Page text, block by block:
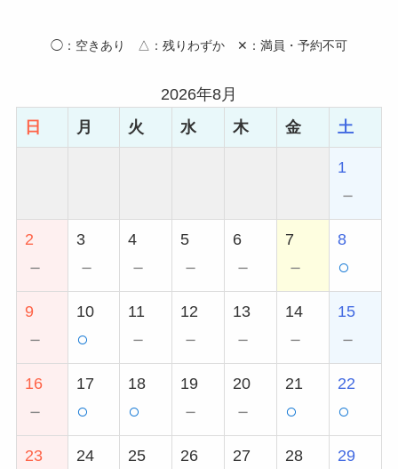
◯：空きあり △：残りわずか ✕：満員・予約不可
2026年8月
日
月 火 水 木 金 土
1
－
2
－
3
－
4
－
5
－
6
－
7
－
8
○
9
－
10
○
11
－
12
－
13
－
14
－
15
－
16
－
17
○
18
○
19
－
20
－
21
○
22
○
23 24 25 26 27 28 29